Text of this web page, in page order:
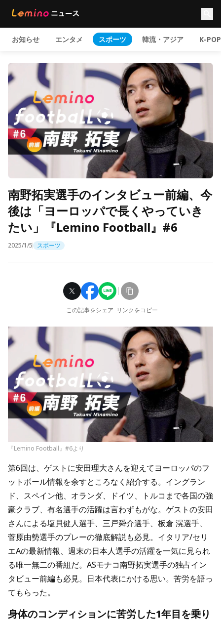
お知らせ エンタメ スポーツ 韓流・アジア K-POP
南野拓実選手のインタビュー前編、今
後は「ヨーロッパで長くやっていき
たい」『Lemino Football』#6
2025/1/5 スポーツ
この記事をシェア リンクをコピー
『Lemino Football』#6より
第6回は、ゲストに安田理大さんを迎えてヨーロッパのフ
ットボール情報を余すところなく紹介する。イングラン
ド、スペイン他、オランダ、ドイツ、トルコまで各国の強
豪クラブ、有名選手の活躍は言わずもがな。ゲストの安田
さんによる塩貝健人選手、三戸舜介選手、板倉 滉選手、
菅原由勢選手のプレーの徹底解説も必見。イタリア/セリ
エAの最新情報、週末の日本人選手の活躍を一気に見られ
る唯一無二の番組だ。ASモナコ南野拓実選手の独占イン
タビュー前編も必見。日本代表にかける思い。苦労を語っ
てもらった。
身体のコンディションに苦労した1年目を乗り